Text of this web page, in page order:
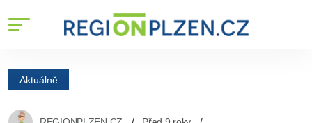
Aktuálně